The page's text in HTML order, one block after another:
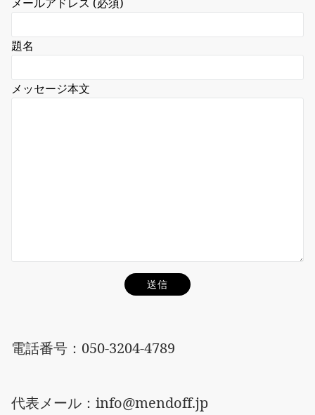
題名
メッセージ本文
電話番号：050-3204-4789
代表メール：info@mendoff.jp